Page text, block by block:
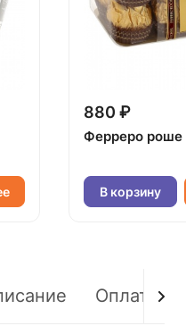
880 ₽
Ферреро роше
В корзину
Оплата